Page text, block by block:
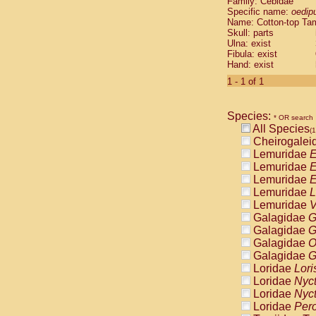
Cebidae
Cebidae
Cebidae
Cebidae
Cebidae
Cebidae
Cebidae
Cebidae
Cebidae
Cebidae
Cebidae
Cebidae
Atelidae
Atelidae
Atelidae
Atelidae
Atelidae
Atelidae
Atelidae
Atelidae
Atelidae
Atelidae
Pitheciidae
Specific name:
Name: Cotton-top
Skull: parts
Ulna: exist
Fibula: exist
Hand: exist
1 - 1 of 1
Species: * OR search
All Species
Lemuridae
Lemuridae
Lemuridae
Lemuridae
Lemuridae
Galagidae
Galagidae
Galagidae
Galagidae
Loridae
Loridae
Loridae
Loridae